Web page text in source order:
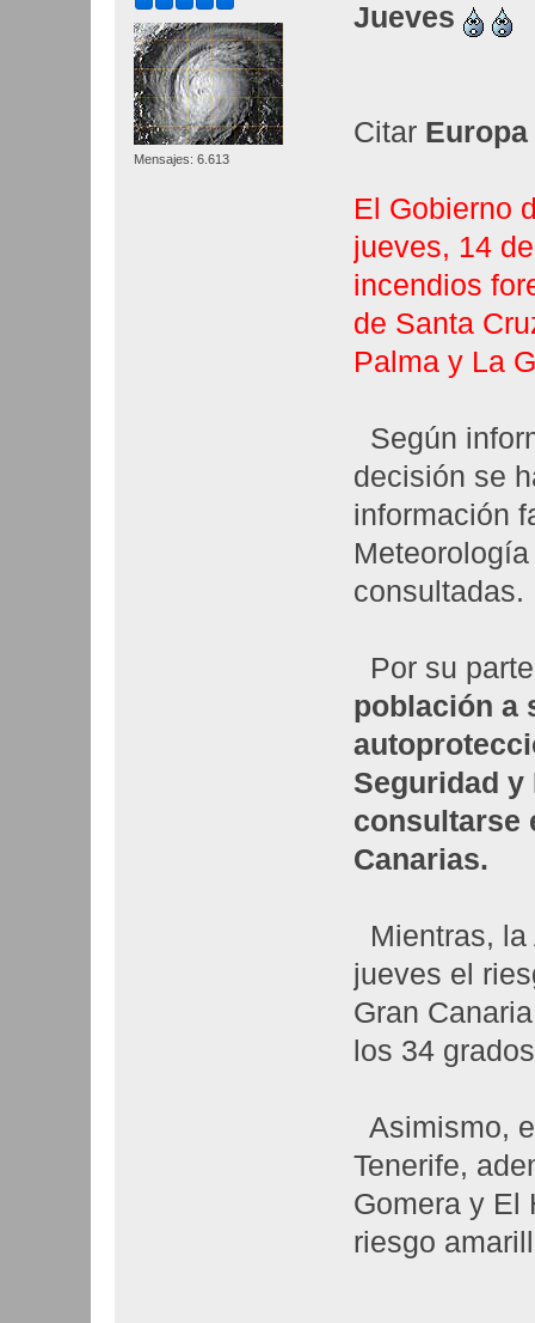
Mensajes: 6.613
Jueves
Citar
El Gobierno
jueves, 14
incendios
de Santa
Palma y La
Según
decisión se
información
consultadas.
Por su
población a
Seguridad y
consultarse
Canarias.
Mientras, la
jueves el
Gran
los 34
Asimismo,
Tenerife,
Gomera y El
riesgo